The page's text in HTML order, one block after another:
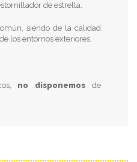
de estrella.
siendo de la calidad
los entornos exteriores.
no disponemos de